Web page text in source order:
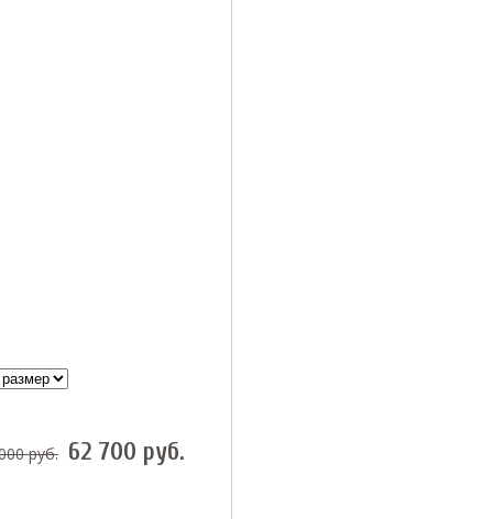
руб. 62 700 руб.